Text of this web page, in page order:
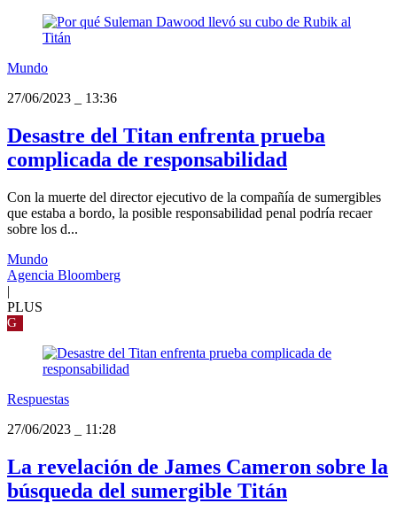
Mundo
27/06/2023
13:36
Desastre del Titan enfrenta prueba
complicada de responsabilidad
Con la muerte del director ejecutivo de la compañía de sumergibles
que estaba a bordo, la posible responsabilidad penal podría recaer
sobre los d...
Mundo
Agencia Bloomberg
|
PLUS
G
Respuestas
27/06/2023
11:28
La revelación de James Cameron sobre la
búsqueda del sumergible Titán